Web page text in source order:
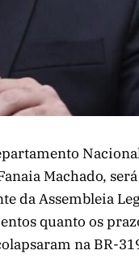
Machado,
da Assembleia
quanto os
na BR-